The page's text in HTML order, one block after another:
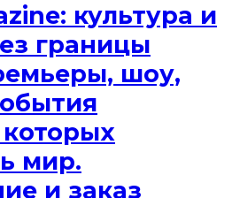
культура и
границы
шоу,
мир.
и заказ